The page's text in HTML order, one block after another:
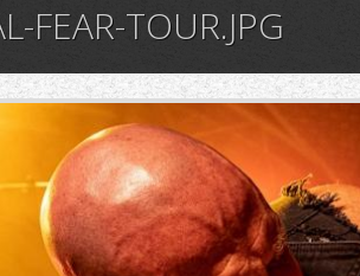
FEAR-TOUR.JPG